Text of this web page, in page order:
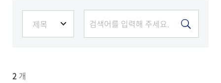
현재 페이지를 즐겨찾는 메뉴로
등록하시겠습니까?
2 개